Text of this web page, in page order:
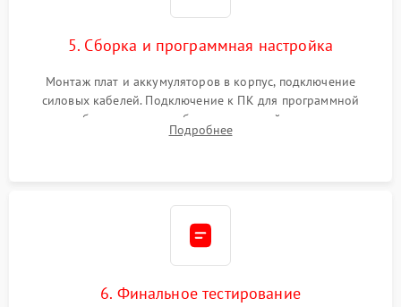
5. Сборка и программная настройка
Монтаж плат и аккумуляторов в корпус, подключение
силовых кабелей. Подключение к ПК для программной
калибровки констант батареи, настройки порогов
срабатывания AVR и сброса счетчиков старения АКБ.
Подробнее
6. Финальное тестирование